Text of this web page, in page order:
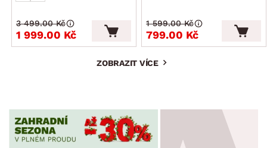
1 999.00 Kč
3 499.00 Kč
799.00 Kč
1 599.00 Kč
ZOBRAZIT VÍCE